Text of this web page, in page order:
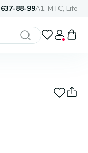
637-88-99A1, МТС, Life